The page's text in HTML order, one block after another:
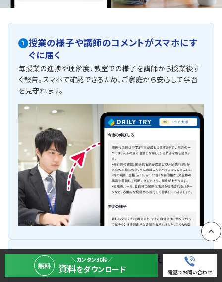
1
授業の様子や講師のコメントがスマホにす
ぐに届く
毎授業の進捗や理解度、教室での様子を講師から授業後す
ぐ報告。スマホで確認できるため、ご家庭から安心して学習
を見守れます。
解いた問題の内容がグラフで見えるから一
目で頑張りがわかる
無料
＼カンタン30秒／
資料をダウンロード 電話でお問い合わせ